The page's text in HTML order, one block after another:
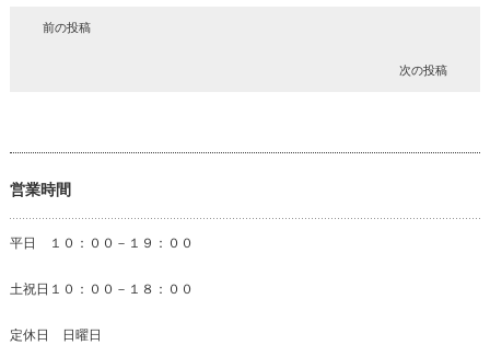
前の投稿
次の投稿
営業時間
平日 １０：００－１９：００
土祝日１０：００－１８：００
定休日 日曜日